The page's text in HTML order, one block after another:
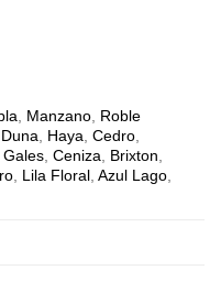
Manzano Roble
Duna Haya ,Cedro
,Gales ,Ceniza Brixton
Lila Floral ,Azul Lago